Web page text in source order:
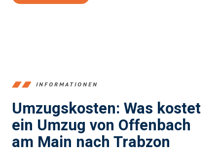
INFORMATIONEN
Umzugskosten: Was kostet
ein Umzug von Offenbach
am Main nach Trabzon